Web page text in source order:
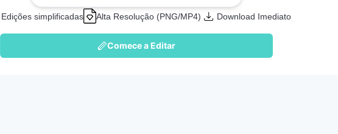
Edições simplificadas Alta Resolução (PNG/MP4) Download Imediato
Comece a Editar